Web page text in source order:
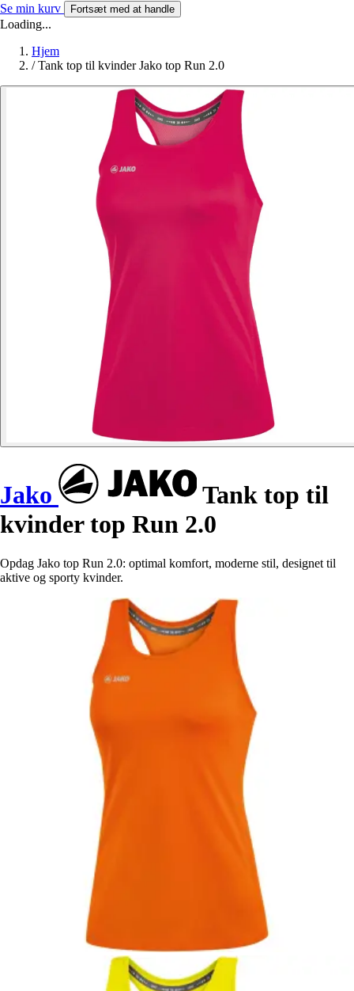
Se min kurv Fortsæt med at handle
Loading...
Hjem
/ Tank top til kvinder Jako top Run 2.0
Jako
Tank top til
kvinder top Run 2.0
Opdag Jako top Run 2.0: optimal komfort, moderne stil, designet til
aktive og sporty kvinder.